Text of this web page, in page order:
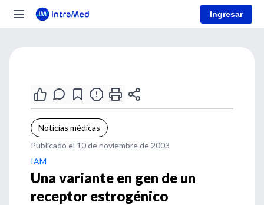
Ingresar
Noticias médicas
Publicado el 10 de noviembre de 2003
IAM
Una variante en gen de un
receptor estrogénico